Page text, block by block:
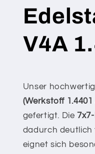
1.4401
nach
gefertigt
–
–
V4A
Unser
(Werkstoff 1.4401
gefertigt. Die
dadurch deutlich
eignet sich